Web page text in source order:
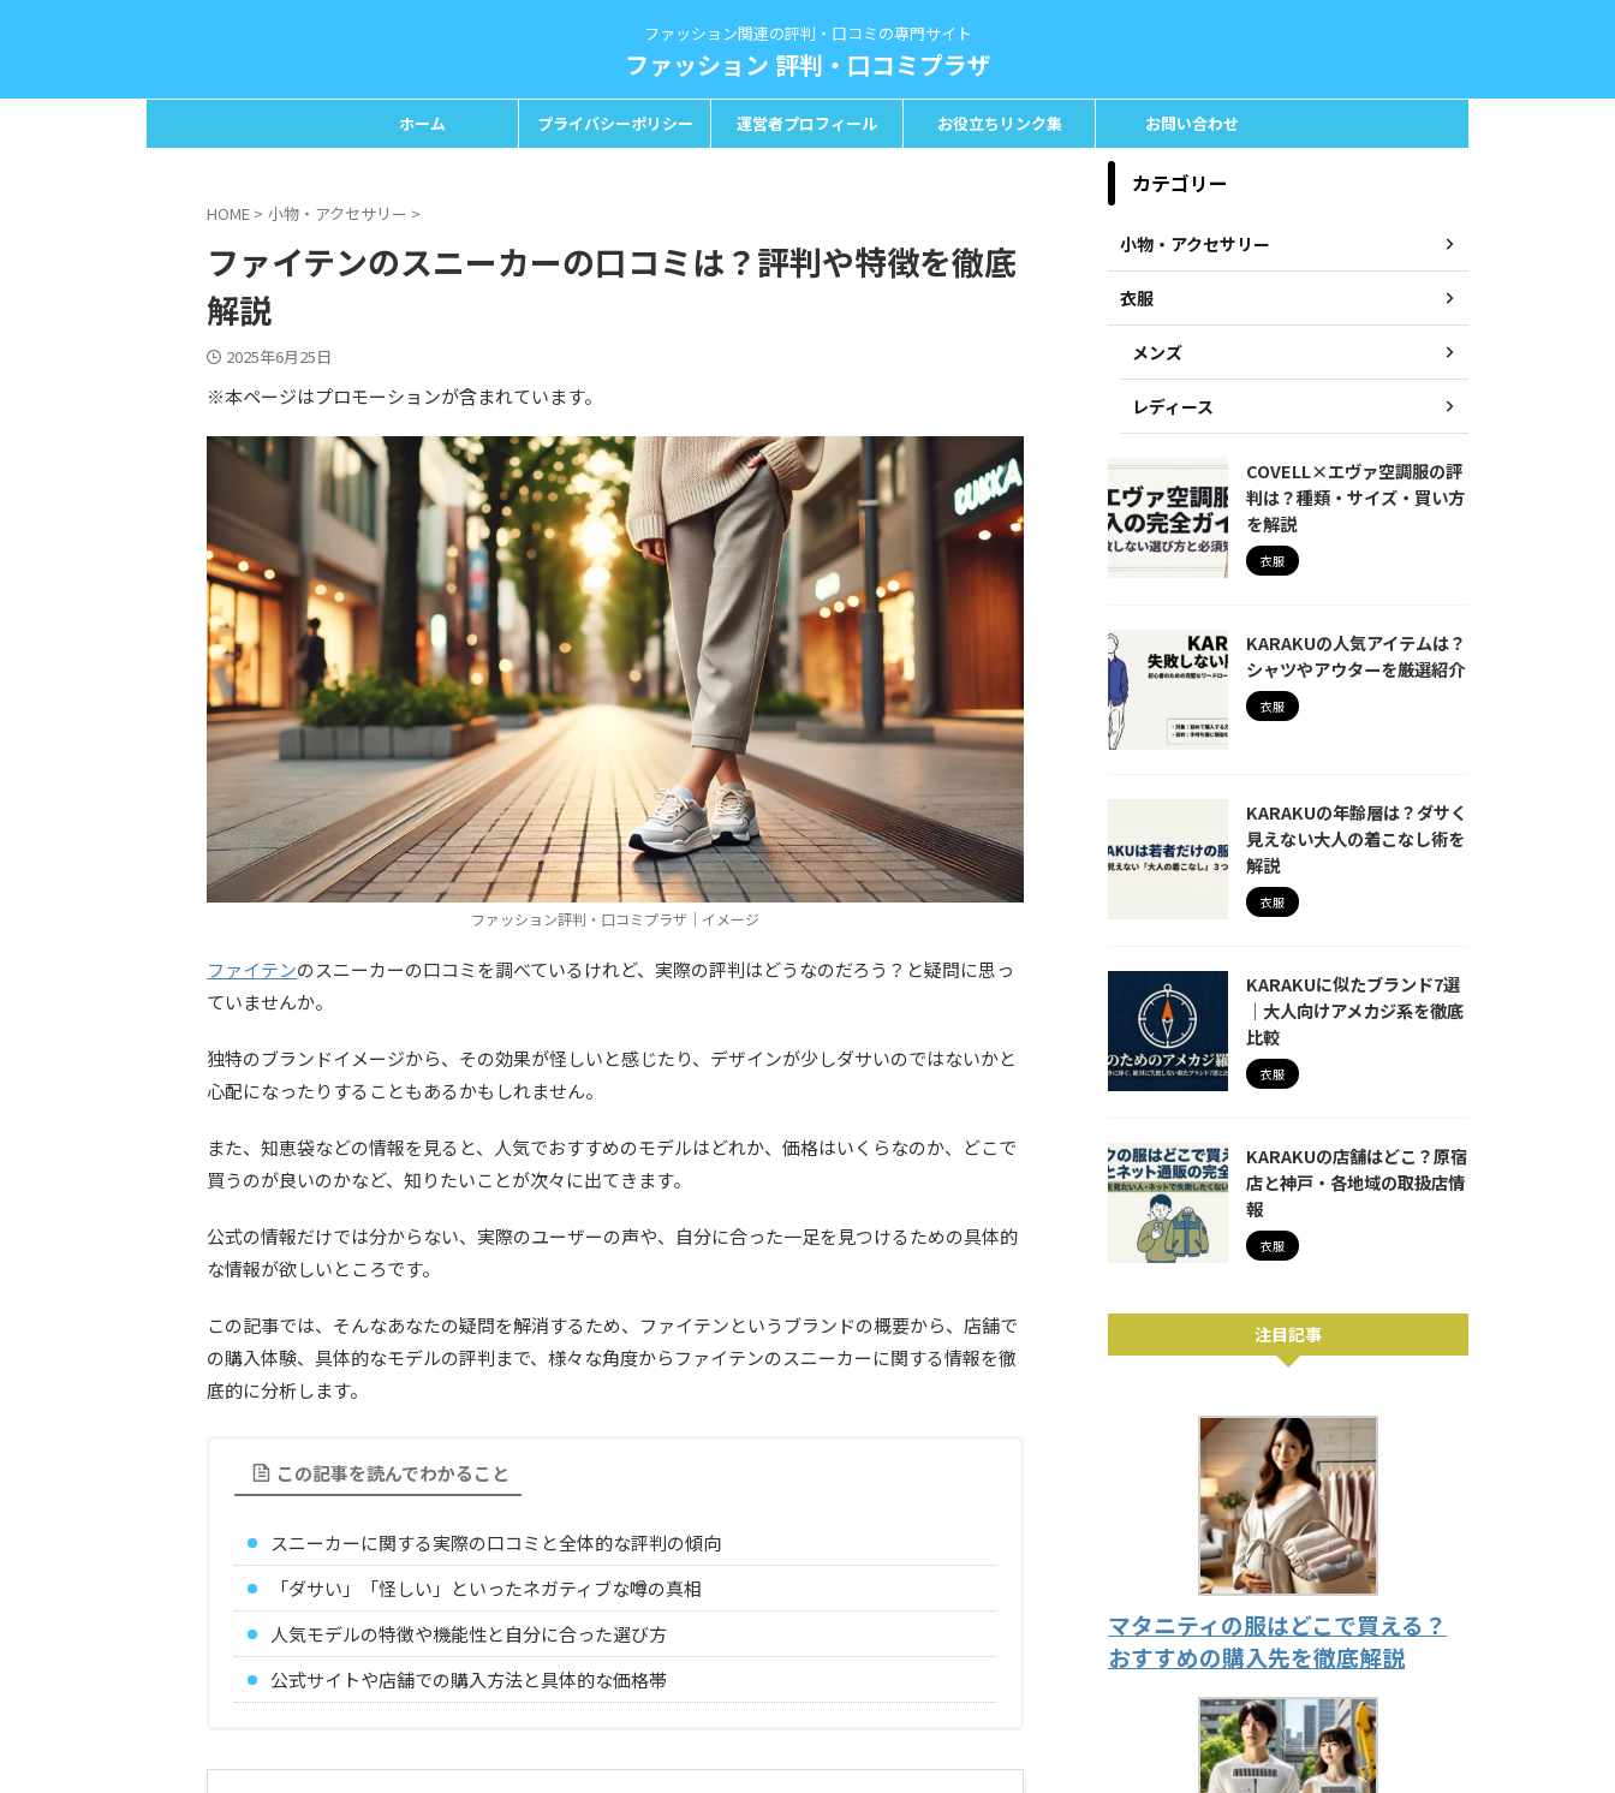
ファッション関連の評判・口コミの専門サイト
ファッション 評判・口コミプラザ
ホーム プライバシーポリシー 運営者プロフィール お役立ちリンク集 お問い合わせ
HOME > 小物・アクセサリー >
ファイテンのスニーカーの口コミは？評判や特徴を徹底
解説
2025年6月25日
※本ページはプロモーションが含まれています。
ファッション評判・口コミプラザ｜イメージ
ファイテンのスニーカーの口コミを調べているけれど、実際の評判はどうなのだろう？と疑問に思っ
ていませんか。
独特のブランドイメージから、その効果が怪しいと感じたり、デザインが少しダサいのではないかと
心配になったりすることもあるかもしれません。
また、知恵袋などの情報を見ると、人気でおすすめのモデルはどれか、価格はいくらなのか、どこで
買うのが良いのかなど、知りたいことが次々に出てきます。
公式の情報だけでは分からない、実際のユーザーの声や、自分に合った一足を見つけるための具体的
な情報が欲しいところです。
この記事では、そんなあなたの疑問を解消するため、ファイテンというブランドの概要から、店舗で
の購入体験、具体的なモデルの評判まで、様々な角度からファイテンのスニーカーに関する情報を徹
底的に分析します。
この記事を読んでわかること
スニーカーに関する実際の口コミと全体的な評判の傾向
「ダサい」「怪しい」といったネガティブな噂の真相
人気モデルの特徴や機能性と自分に合った選び方
公式サイトや店舗での購入方法と具体的な価格帯
カテゴリー
小物・アクセサリー
衣服
メンズ
レディース
COVELL×エヴァ空調服の評
判は？種類・サイズ・買い方
を解説
衣服
KARAKUの人気アイテムは？
シャツやアウターを厳選紹介
衣服
KARAKUの年齢層は？ダサく
見えない大人の着こなし術を
解説
衣服
KARAKUに似たブランド7選
｜大人向けアメカジ系を徹底
比較
衣服
KARAKUの店舗はどこ？原宿
店と神戸・各地域の取扱店情
報
衣服
注目記事
マタニティの服はどこで買える？
おすすめの購入先を徹底解説